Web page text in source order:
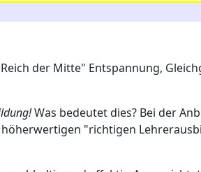
der Mitte" Entspannung,
Was bedeutet dies? Bei der
"richtigen